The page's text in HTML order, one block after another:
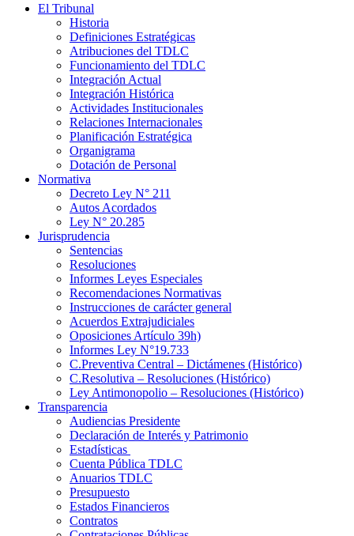
El Tribunal
Historia
Definiciones Estratégicas
Atribuciones del TDLC
Funcionamiento del TDLC
Integración Actual
Integración Histórica
Actividades Institucionales
Relaciones Internacionales
Planificación Estratégica
Organigrama
Dotación de Personal
Normativa
Decreto Ley N° 211
Autos Acordados
Ley N° 20.285
Jurisprudencia
Sentencias
Resoluciones
Informes Leyes Especiales
Recomendaciones Normativas
Instrucciones de carácter general
Acuerdos Extrajudiciales
Oposiciones Artículo 39h)
Informes Ley N°19.733
C.Preventiva Central – Dictámenes (Histórico)
C.Resolutiva – Resoluciones (Histórico)
Ley Antimonopolio – Resoluciones (Histórico)
Transparencia
Audiencias Presidente
Declaración de Interés y Patrimonio
Estadísticas
Cuenta Pública TDLC
Anuarios TDLC
Presupuesto
Estados Financieros
Contratos